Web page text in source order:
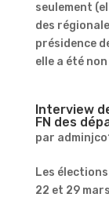
seulement
des
présidence
elle a été
Interview
FN des
par
Les
22 et 29